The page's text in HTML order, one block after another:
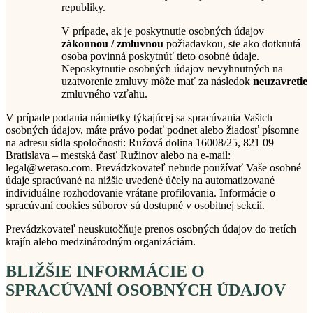
republiky.
V prípade, ak je poskytnutie osobných údajov
zákonnou / zmluvnou požiadavkou, ste ako dotknutá
osoba povinná poskytnúť tieto osobné údaje.
Neposkytnutie osobných údajov nevyhnutných na
uzatvorenie zmluvy môže mať za následok neuzavretie
zmluvného vzťahu.
V prípade podania námietky týkajúcej sa spracúvania Vašich
osobných údajov, máte právo podať podnet alebo žiadosť písomne
na adresu sídla spoločnosti: Ružová dolina 16008/25, 821 09
Bratislava – mestská časť Ružinov alebo na e-mail:
legal@weraso.com. Prevádzkovateľ nebude používať Vaše osobné
údaje spracúvané na nižšie uvedené účely na automatizované
individuálne rozhodovanie vrátane profilovania. Informácie o
spracúvaní cookies súborov sú dostupné v osobitnej sekcií.
Prevádzkovateľ neuskutočňuje prenos osobných údajov do tretích
krajín alebo medzinárodným organizáciám.
BLIŽŠIE INFORMÁCIE O
SPRACÚVANÍ OSOBNÝCH ÚDAJOV